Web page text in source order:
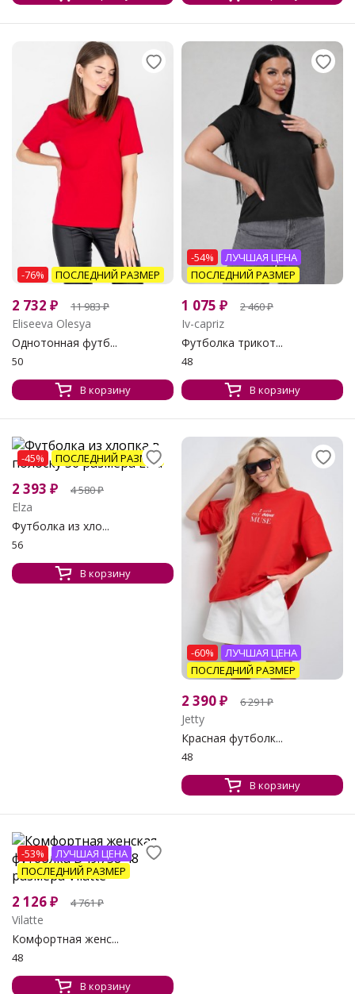
-76% ПОСЛЕДНИЙ РАЗМЕР
2 732 ₽ 11 983₽
Eliseeva Olesya
Однотонная футб...
50
В корзину
-54%
ЛУЧШАЯ ЦЕНА
ПОСЛЕДНИЙ РАЗМЕР
1 075 ₽ 2 460₽
Iv-capriz
Футболка трикот...
48
В корзину
-45% ПОСЛЕДНИЙ РАЗМЕР
2 393 ₽ 4 580₽
Elza
Футболка из хло...
56
В корзину
-60%
ЛУЧШАЯ ЦЕНА
ПОСЛЕДНИЙ РАЗМЕР
2 390₽ 6 291₽
Jetty
Красная футболк...
48
В корзину
-53%
ЛУЧШАЯ ЦЕНА
ПОСЛЕДНИЙ РАЗМЕР
2 126₽ 4 761₽
Vilatte
Комфортная женс...
48
В корзину